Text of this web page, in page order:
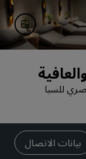
للسبا
بيانات الاتصال